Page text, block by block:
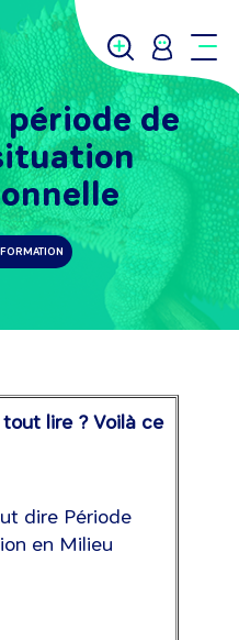
période de
lire ? Voilà ce
dire Période
en Milieu